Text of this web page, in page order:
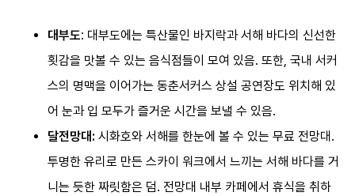
대부도: 대부도에는 특산물인 바지락과 서해 바다의 신선한
횟감을 맛볼 수 있는 음식점들이 모여 있음. 또한, 국내 서커
스의 명맥을 이어가는 동춘서커스 상설 공연장도 위치해 있
어 눈과 입 모두가 즐거운 시간을 보낼 수 있음.
달전망대: 시화호와 서해를 한눈에 볼 수 있는 무료 전망대.
투명한 유리로 만든 스카이 워크에서 느끼는 서해 바다를 거
니는 듯한 짜릿함은 덤. 전망대 내부 카페에서 휴식을 취하